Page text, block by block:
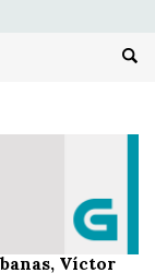
Víctor